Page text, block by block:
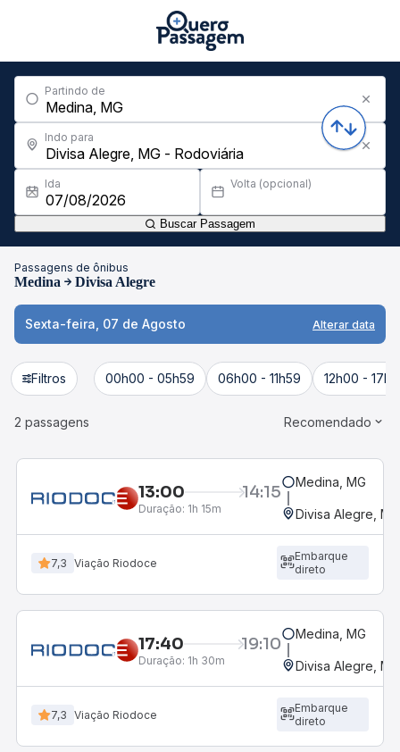
Partindo de
Indo para
Ida Volta (opcional)
Buscar Passagem
Passagens de ônibus
Medina Divisa Alegre
Sexta-feira, 07 de Agosto Alterar data
Filtros 00h00 - 05h59 06h00 - 11h59 12h00 -
2 passagens Recomendado
13:00 14:15
Duração: 1h 15m
Medina, MG
Divisa Alegre,
7,3 Viação Riodoce
Embarque
direto
17:40 19:10
Duração: 1h 30m
Medina, MG
Divisa Alegre,
7,3 Viação Riodoce
Embarque
direto